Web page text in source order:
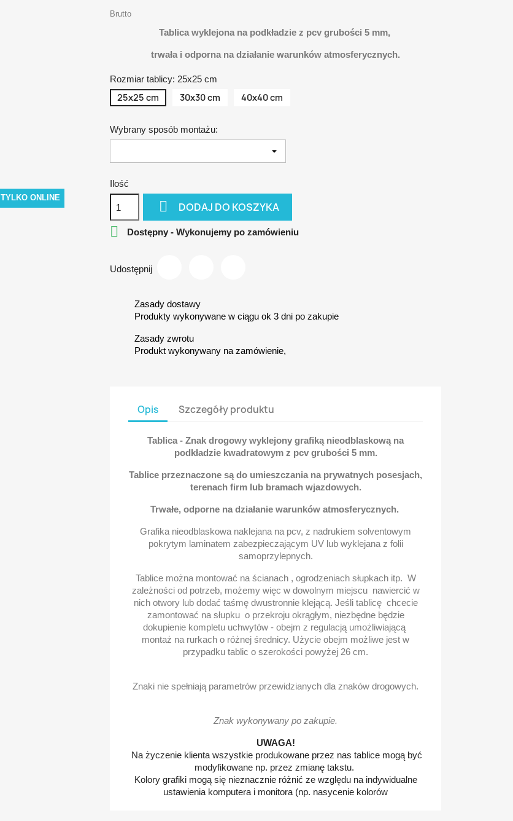
TYLKO ONLINE
Brutto
Tablica wyklejona na podkładzie z pcv grubości 5 mm,
trwała i odporna na działanie warunków atmosferycznych.
Rozmiar tablicy: 25x25 cm
25x25 cm 30x30 cm 40x40 cm
Wybrany sposób montażu:
Ilość
 DODAJ DO KOSZYKA
 Dostępny - Wykonujemy po zamówieniu
Udostępnij
Zasady dostawy
Produkty wykonywane w ciągu ok 3 dni po zakupie
Zasady zwrotu
Produkt wykonywany na zamówienie,
Opis Szczegóły produktu
Tablica - Znak drogowy wyklejony grafiką nieodblaskową na
podkładzie kwadratowym z pcv grubości 5 mm.
Tablice przeznaczone są do umieszczania na prywatnych posesjach,
terenach firm lub bramach wjazdowych.
Trwałe, odporne na działanie warunków atmosferycznych.
Grafika nieodblaskowa naklejana na pcv, z nadrukiem solventowym
pokrytym laminatem zabezpieczającym UV lub wyklejana z folii
samoprzylepnych.
Tablice można montować na ścianach , ogrodzeniach słupkach itp. W
zależności od potrzeb, możemy więc w dowolnym miejscu nawiercić w
nich otwory lub dodać taśmę dwustronnie klejącą. Jeśli tablicę chcecie
zamontować na słupku o przekroju okrągłym, niezbędne będzie
dokupienie kompletu uchwytów - obejm z regulacją umożliwiającą
montaż na rurkach o różnej średnicy. Użycie obejm możliwe jest w
przypadku tablic o szerokości powyżej 26 cm.
Znaki nie spełniają parametrów przewidzianych dla znaków drogowych.
Znak wykonywany po zakupie.
UWAGA!
Na życzenie klienta wszystkie produkowane przez nas tablice mogą być
modyfikowane np. przez zmianę takstu.
Kolory grafiki mogą się nieznacznie różnić ze względu na indywidualne
ustawienia komputera i monitora (np. nasycenie kolorów